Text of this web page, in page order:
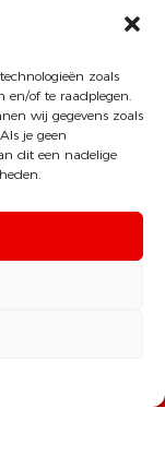
zoals
en/of te raadplegen.
wij gegevens zoals
je geen
dit een nadelige